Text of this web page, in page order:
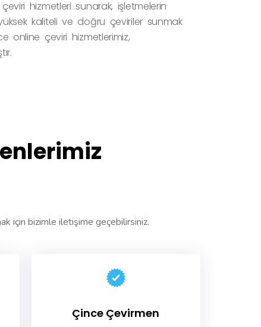
hizmetleri sunarak, işletmelerin
kaliteli ve doğru çeviriler sunmak
online çeviri hizmetlerimiz,
için bizimle iletişime geçebilirsiniz.
Çince Çevirmen